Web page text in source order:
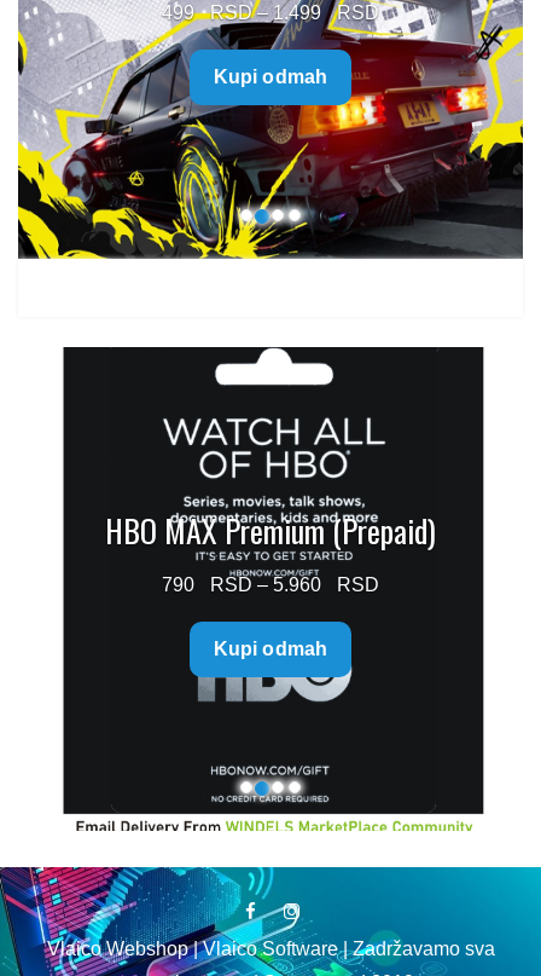
499 – 1.499
Price
range:
499 $
through
1.499 $
Kupi odmah
HBO MAX Premium (Prepaid)
790 – 5.960
Kupi odmah
Vlaico Webshop | Vlaico Software | Zadržavamo sva